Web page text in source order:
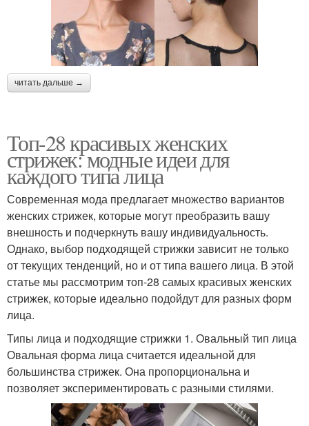
читать дальше →
Топ-28 красивых женских
стрижек: модные идеи для
каждого типа лица
Современная мода предлагает множество вариантов
женских стрижек, которые могут преобразить вашу
внешность и подчеркнуть вашу индивидуальность.
Однако, выбор подходящей стрижки зависит не только
от текущих тенденций, но и от типа вашего лица. В этой
статье мы рассмотрим топ-28 самых красивых женских
стрижек, которые идеально подойдут для разных форм
лица.
Типы лица и подходящие стрижки 1. Овальный тип лица
Овальная форма лица считается идеальной для
большинства стрижек. Она пропорциональна и
позволяет экспериментировать с разными стилями.